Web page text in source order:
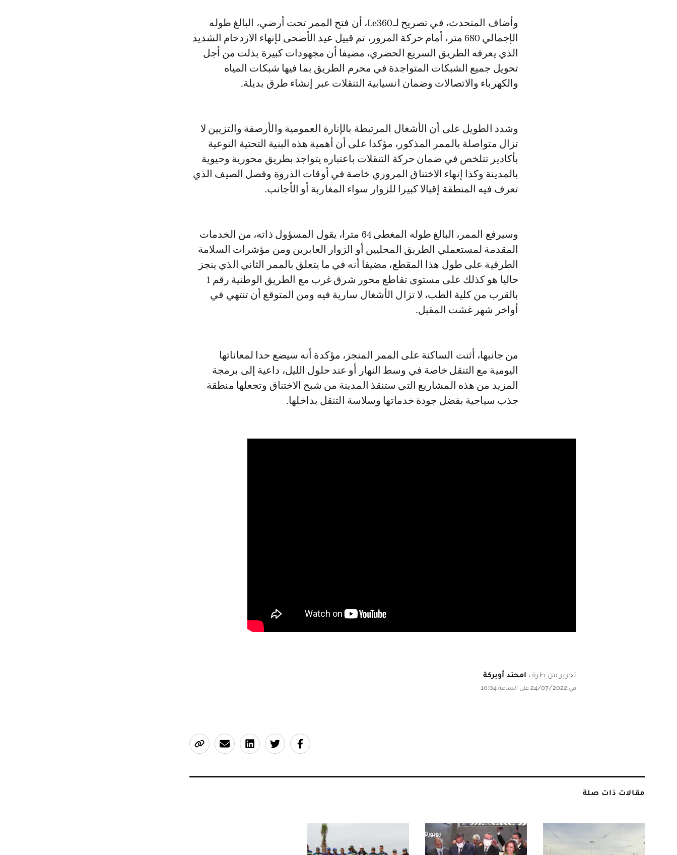
وأضاف المتحدث، في تصريح لـLe360، أن فتح الممر تحت أرضي، البالغ طوله
الإجمالي 680 متر، أمام حركة المرور، تم قبيل عيد الأضحى لإنهاء الازدحام الشديد
الذي يعرفه الطريق السريع الحضري، مضيفا أن مجهودات كبيرة بذلت من أجل
تحويل جميع الشبكات المتواجدة في محرم الطريق بما فيها شبكات المياه
والكهرباء والاتصالات وضمان انسيابية التنقلات عبر إنشاء طرق بديلة.
وشدد الطويل على أن الأشغال المرتبطة بالإنارة العمومية والأرصفة والتزيين لا
تزال متواصلة بالممر المذكور، مؤكدا على أن أهمية هذه البنية التحتية النوعية
بأكادير تتلخص في ضمان حركة التنقلات باعتباره يتواجد بطريق محورية وحيوية
بالمدينة وكذا إنهاء الاختناق المروري خاصة في أوقات الذروة وفصل الصيف الذي
تعرف فيه المنطقة إقبالا كبيرا للزوار سواء المغاربة أو الأجانب.
وسيرفع الممر، البالغ طوله المغطى 64 مترا، يقول المسؤول ذاته، من الخدمات
المقدمة لمستعملي الطريق المحليين أو الزوار العابرين ومن مؤشرات السلامة
الطرقية على طول هذا المقطع، مضيفا أنه في ما يتعلق بالممر الثاني الذي ينجز
حاليا هو كذلك على مستوى تقاطع محور شرق غرب مع الطريق الوطنية رقم 1
بالقرب من كلية الطب، لا تزال الأشغال سارية فيه ومن المتوقع أن تنتهي في
أواخر شهر غشت المقبل.
من جانبها، أثنت الساكنة على الممر المنجز، مؤكدة أنه سيضع حدا لمعاناتها
اليومية مع التنقل خاصة في وسط النهار أو عند حلول الليل، داعية إلى برمجة
المزيد من هذه المشاريع التي ستنقذ المدينة من شبح الاختناق وتجعلها منطقة
جذب سياحية بفضل جودة خدماتها وسلاسة التنقل بداخلها.
تحرير من طرف امحند أوبركة
في 24/07/2022 على الساعة 10:04
مقالات ذات صلة